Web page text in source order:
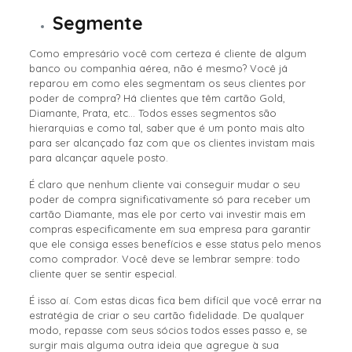
Segmente
Como empresário você com certeza é cliente de algum
banco ou companhia aérea, não é mesmo? Você já
reparou em como eles segmentam os seus clientes por
poder de compra? Há clientes que têm cartão Gold,
Diamante, Prata, etc… Todos esses segmentos são
hierarquias e como tal, saber que é um ponto mais alto
para ser alcançado faz com que os clientes invistam mais
para alcançar aquele posto.
É claro que nenhum cliente vai conseguir mudar o seu
poder de compra significativamente só para receber um
cartão Diamante, mas ele por certo vai investir mais em
compras especificamente em sua empresa para garantir
que ele consiga esses benefícios e esse status pelo menos
como comprador. Você deve se lembrar sempre: todo
cliente quer se sentir especial.
É isso aí. Com estas dicas fica bem difícil que você errar na
estratégia de criar o seu cartão fidelidade. De qualquer
modo, repasse com seus sócios todos esses passo e, se
surgir mais alguma outra ideia que agregue à sua